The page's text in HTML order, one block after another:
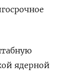
ядерной